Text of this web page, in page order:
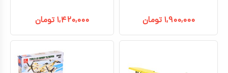
۱,۹۰۰,۰۰۰ تومان ۱,۴۲۰,۰۰۰ تومان